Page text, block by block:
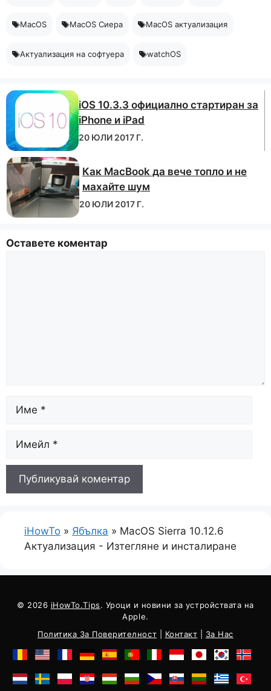
MacOS MacOS Сиера MacOS актуализация
Актуализация на софтуера watchOS
iOS 10.3.3 официално стартиран за
iPhone и iPad
20 ЮЛИ 2017 Г.
Как MacBook да вече топло и не
махайте шум
20 ЮЛИ 2017 Г.
Оставете коментар
поща
iHowTo » Ябълка » MacOS Sierra 10.12.6
Актуализация - Изтегляне и инсталиране
© 2026 iHowTo.Tips. Уроци и новини за устройствата на
Apple.
Политика За Поверителност
Контакт За Нас